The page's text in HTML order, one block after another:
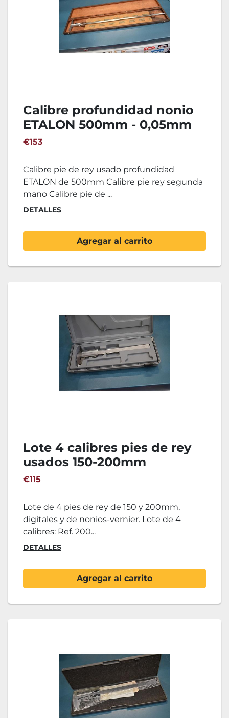
Calibre profundidad nonio
ETALON 500mm - 0,05mm
€153
Calibre pie de rey usado profundidad
ETALON de 500mm Calibre pie rey segunda
mano Calibre pie de ...
DETALLES
Agregar al carrito
Lote 4 calibres pies de rey
usados 150-200mm
€115
Lote de 4 pies de rey de 150 y 200mm,
digitales y de nonios-vernier. Lote de 4
calibres: Ref. 200...
DETALLES
Agregar al carrito